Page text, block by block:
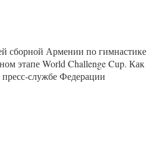
сборной Армении по гимнастике
этапе World Challenge Cup. Как
службе Федерации